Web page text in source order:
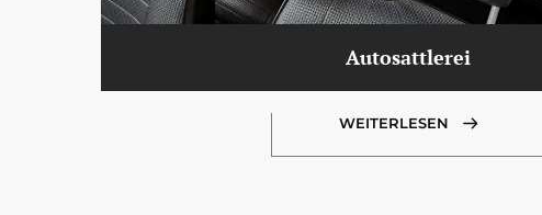
Autosattlerei
WEITERLESEN